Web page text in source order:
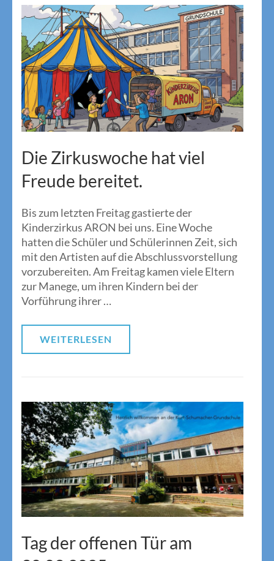
Die Zirkuswoche hat viel
Freude bereitet.
Bis zum letzten Freitag gastierte der
Kinderzirkus ARON bei uns. Eine Woche
hatten die Schüler und Schülerinnen Zeit, sich
mit den Artisten auf die Abschlussvorstellung
vorzubereiten. Am Freitag kamen viele Eltern
zur Manege, um ihren Kindern bei der
Vorführung ihrer …
WEITERLESEN
Tag der offenen Tür am